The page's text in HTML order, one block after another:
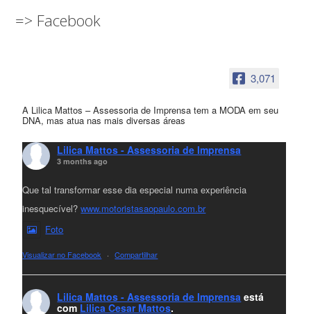
=> Facebook
3,071
A Lilica Mattos – Assessoria de Imprensa tem a MODA em seu
DNA, mas atua nas mais diversas áreas
Lilica Mattos - Assessoria de Imprensa
3 months ago
Que tal transformar esse dia especial numa experiência
inesquecível?www.motoristasaopaulo.com.br
Foto
Visualizar no Facebook · Compartilhar
Lilica Mattos - Assessoria de Imprensa está
com Lilica Cesar Mattos.